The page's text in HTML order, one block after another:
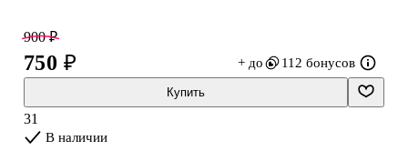
однотонном фоне , тонированные листы внутреннего блока из
офсетной бумаги (70 гр/м) для любых пишущих инструментов,
классическая линовка (6 дней х 8 строк), ляссе-заклакда в цвет
обложки. Внутри дневник дополнен листами для заполнения
телефонов перво
900 ₽
750 ₽ + до 112 бонусов
Купить
31
В наличии